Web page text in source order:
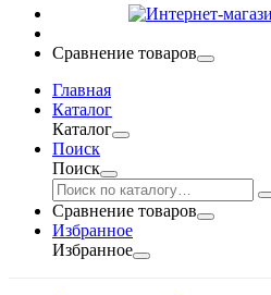
Сравнение товаров
Главная
Каталог
Каталог
Поиск
Поиск
Сравнение товаров
Избранное
Избранное